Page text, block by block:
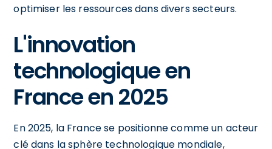
optimiser les ressources dans divers secteurs.
L'innovation
technologique en
France en 2025
En 2025, la France se positionne comme un acteur
clé dans la sphère technologique mondiale,